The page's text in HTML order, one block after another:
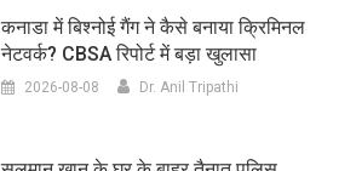
कनाडा में बिश्नोई गैंग ने कैसे बनाया क्रिमिनल
नेटवर्क? CBSA रिपोर्ट में बड़ा खुलासा
2026-08-08 Dr. Anil Tripathi